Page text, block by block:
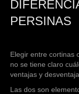
PERSINAS
Elegir entre cortinas
no se tiene claro
ventajas y
Las dos son